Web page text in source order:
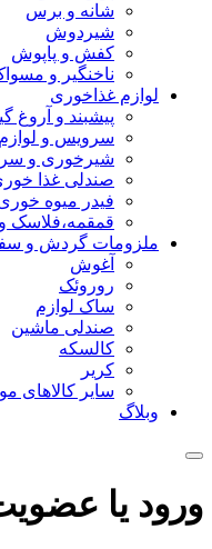
شانه و برس
شیردوش
کفش و پاپوش
ناخنگیر و
لوازم غذاخوری
پیشبند و آروغ
سرویس و
شیرخوری و
صندلی غذا
فیدر میوه
قمقمه،فلاسک
ملزومات گردش و
آغوش
روروئک
ساک لوازم
صندلی ماشین
کالسکه
کریر
سایر کالاهای
وبلاگ
ورود یا